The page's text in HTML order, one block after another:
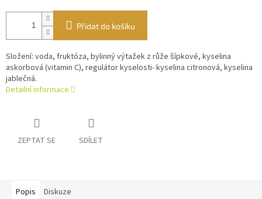
Přidat do košíku
Složení: voda, fruktóza, bylinný výtažek z růže šípkové, kyselina
askorbová (vitamin C), regulátor kyselosti- kyselina citronová, kyselina
jablečná.
Detailní informace
ZEPTAT SE SDÍLET
Popis Diskuze